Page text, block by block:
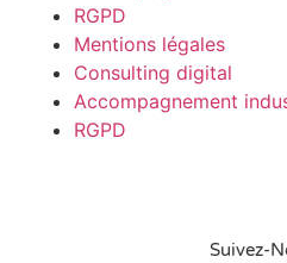
RGPD
Mentions légales
Consulting digital
Accompagnement
RGPD
Suivez-